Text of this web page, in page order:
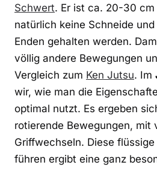
Schwert. Er ist ca. 20-30 cm
natürlich keine Schneide
Enden gehalten werden.
völlig andere Bewegungen
Vergleich zum Ken Jutsu. Im
wir, wie man die
optimal nutzt. Es ergeben
rotierende Bewegungen, mit
Griffwechseln. Diese
führen ergibt eine ganz